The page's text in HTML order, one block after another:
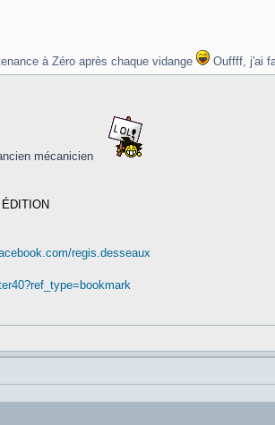
à Zéro après chaque vidange Ouffff, j'ai
mécanicien
regis.desseaux